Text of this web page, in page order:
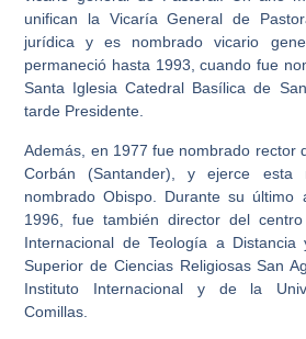
unifican la Vicaría General de
jurídica y es nombrado vicario
permaneció hasta 1993, cuando fue
Santa Iglesia Catedral Basílica de
tarde Presidente.
Además, en 1977 fue nombrado rector
Corbán (Santander), y ejerce
nombrado Obispo. Durante su último
1996, fue también director del
Internacional de Teología a
Superior de Ciencias Religiosas San
Instituto Internacional y de la
Comillas.